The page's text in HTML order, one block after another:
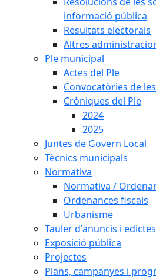
informació pública
Resultats electorals
Altres
Ple municipal
Actes del Ple
Convocatòries de
Cròniques del Ple
2024
2025
Juntes de Govern Local
Tècnics municipals
Normativa
Normativa /
Ordenances fiscals
Urbanisme
Tauler d'anuncis i edictes
Exposició pública
Projectes
Plans, campanyes i